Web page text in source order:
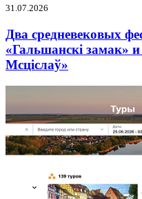
31.07.2026
Два средневековых
«Гальшанскі замак»
Мсціслаў»